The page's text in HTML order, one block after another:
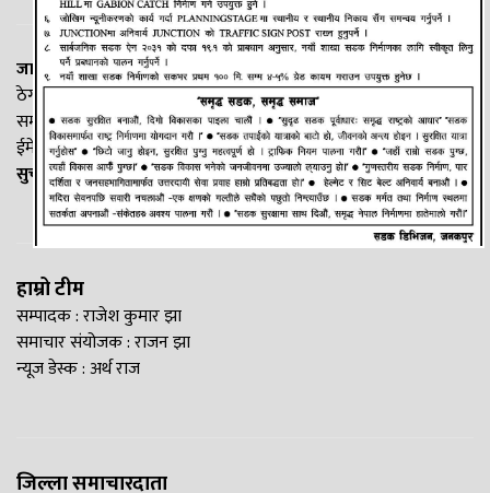
जानकी न्यूज नेटवर्क
ठेगाना: लक्ष्मीनियाँ -७, मधेश प्रदेश
सम्पर्क नं. : +977-9844100829
ईमेल:Madheshtopnews@gmail.com
सुचना विभाग दर्ता नं. २५४०/२०७७/७८
हाम्रो टीम
सम्पादक : राजेश कुमार झा
समाचार संयोजक : राजन झा
न्यूज डेस्क : अर्थ राज
जिल्ला समाचारदाता